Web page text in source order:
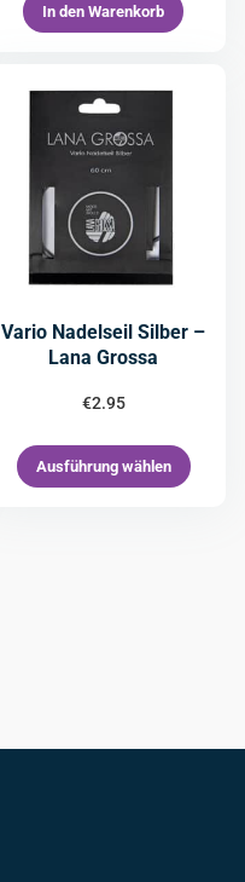
In den Warenkorb
Vario Nadelseil Silber –
Lana Grossa
€2.95
Ausführung wählen